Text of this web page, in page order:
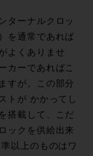
ターナルクロッ
を通常であれば
よくありませ
カーであればこ
すが。この部分
トが かかってし
搭載して、こだ
ックを供給出来
以上のものはワ